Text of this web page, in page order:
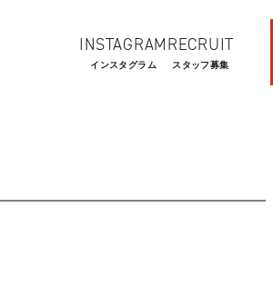
INSTAGRAM
インスタグラム
RECRUIT
スタッフ募集